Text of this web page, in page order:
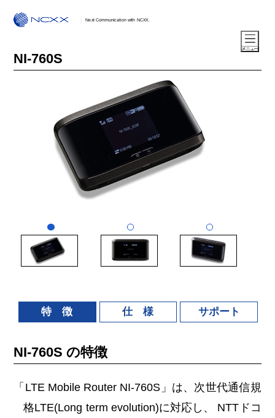
Next Communication with NCXX.
NI-760S
特 徴 仕 様 サポート
NI-760S の特徴
「LTE Mobile Router NI-760S」は、次世代通信規
格LTE(Long term evolution)に対応し、 NTTドコ